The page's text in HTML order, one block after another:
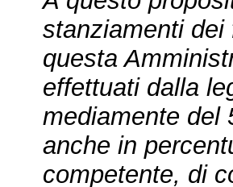
stanziamenti
questa
effettuati dalla
mediamente del
anche in
competente, di